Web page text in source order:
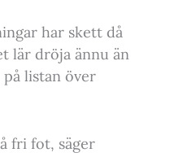
har skett då
lär dröja ännu än
listan över
fri fot, säger